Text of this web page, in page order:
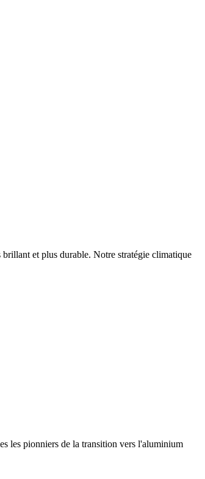
et plus durable. Notre stratégie climatique
les pionniers de la transition vers l'aluminium